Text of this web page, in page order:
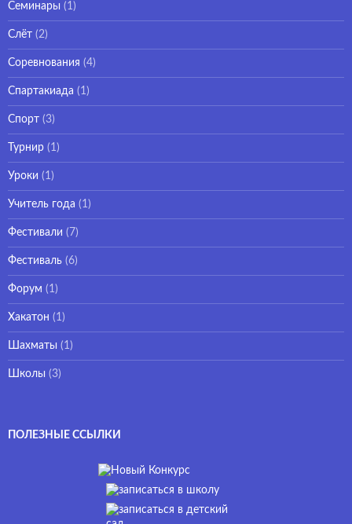
Семинары (1)
Слёт (2)
Соревнования (4)
Спартакиада (1)
Спорт (3)
Турнир (1)
Уроки (1)
Учитель года (1)
Фестивали (7)
Фестиваль (6)
Форум (1)
Хакатон (1)
Шахматы (1)
Школы (3)
ПОЛЕЗНЫЕ ССЫЛКИ